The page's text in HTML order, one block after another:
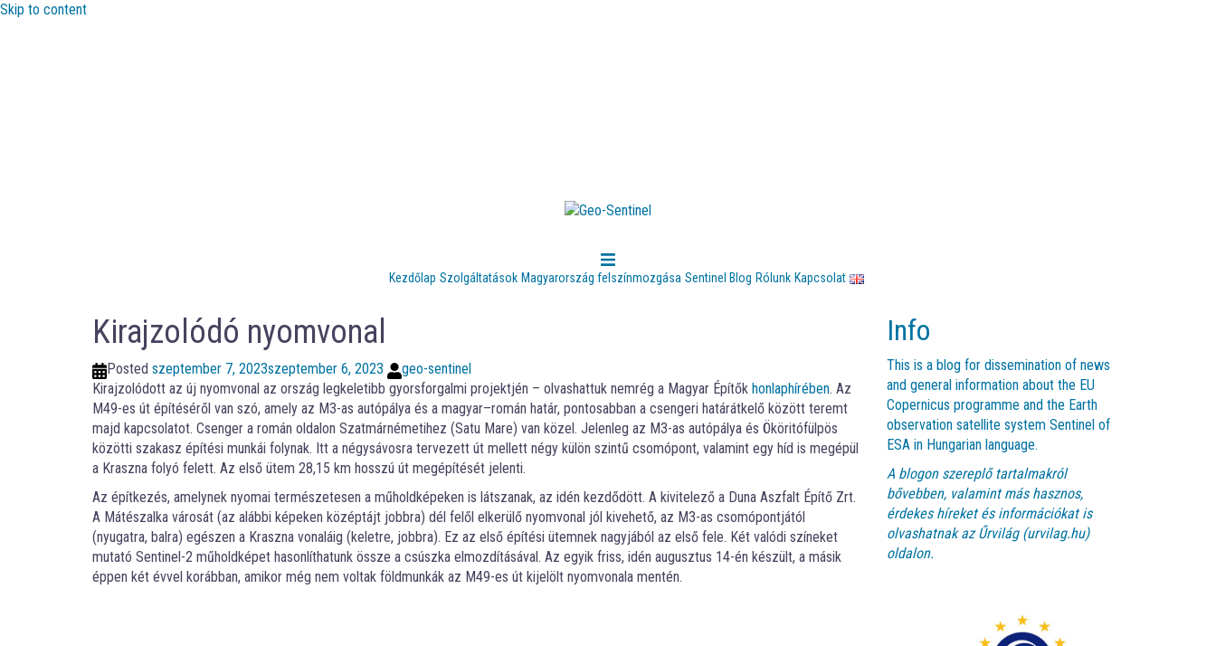
Skip to content
Kezdőlap Szolgáltatások Magyarország felszínmozgása Sentinel Blog Rólunk Kapcsolat
Kirajzolódó nyomvonal
Posted szeptember 7, 2023szeptember 6, 2023
geo-sentinel
Kirajzolódott az új nyomvonal az ország legkeletibb gyorsforgalmi projektjén – olvashattuk nemrég a Magyar Építők honlaphírében. Az
M49-es út építéséről van szó, amely az M3-as autópálya és a magyar–román határ, pontosabban a csengeri határátkelő között teremt
majd kapcsolatot. Csenger a román oldalon Szatmárnémetihez (Satu Mare) van közel. Jelenleg az M3-as autópálya és Ököritófülpös
közötti szakasz építési munkái folynak. Itt a négysávosra tervezett út mellett négy külön szintű csomópont, valamint egy híd is megépül
a Kraszna folyó felett. Az első ütem 28,15 km hosszú út megépítését jelenti.
Az építkezés, amelynek nyomai természetesen a műholdképeken is látszanak, az idén kezdődött. A kivitelező a Duna Aszfalt Építő Zrt.
A Mátészalka városát (az alábbi képeken középtájt jobbra) dél felől elkerülő nyomvonal jól kivehető, az M3-as csomópontjától
(nyugatra, balra) egészen a Kraszna vonaláig (keletre, jobbra). Ez az első építési ütemnek nagyjából az első fele. Két valódi színeket
mutató Sentinel-2 műholdképet hasonlíthatunk össze a csúszka elmozdításával. Az egyik friss, idén augusztus 14-én készült, a másik
éppen két évvel korábban, amikor még nem voltak földmunkák az M49-es út kijelölt nyomvonala mentén.
Info
This is a blog for dissemination of news
and general information about the EU
Copernicus programme and the Earth
observation satellite system Sentinel of
ESA in Hungarian language.
A blogon szereplő tartalmakról
bővebben, valamint más hasznos,
érdekes híreket és információkat is
olvashatnak azŰrvilág (urvilag.hu)
oldalon.